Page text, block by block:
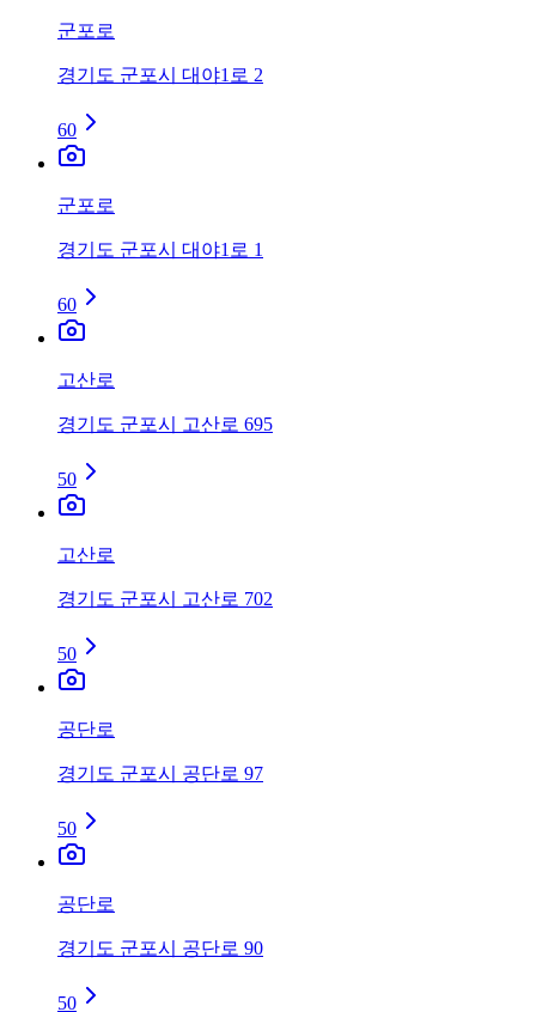
군포로
경기도 군포시 대야1로 2
60
군포로
경기도 군포시 대야1로 1
60
고산로
경기도 군포시 고산로 695
50
고산로
경기도 군포시 고산로 702
50
공단로
경기도 군포시 공단로 97
50
공단로
경기도 군포시 공단로 90
50